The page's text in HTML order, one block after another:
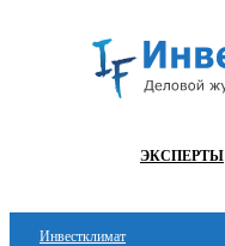
ЭКСПЕРТЫ
Инвестклимат